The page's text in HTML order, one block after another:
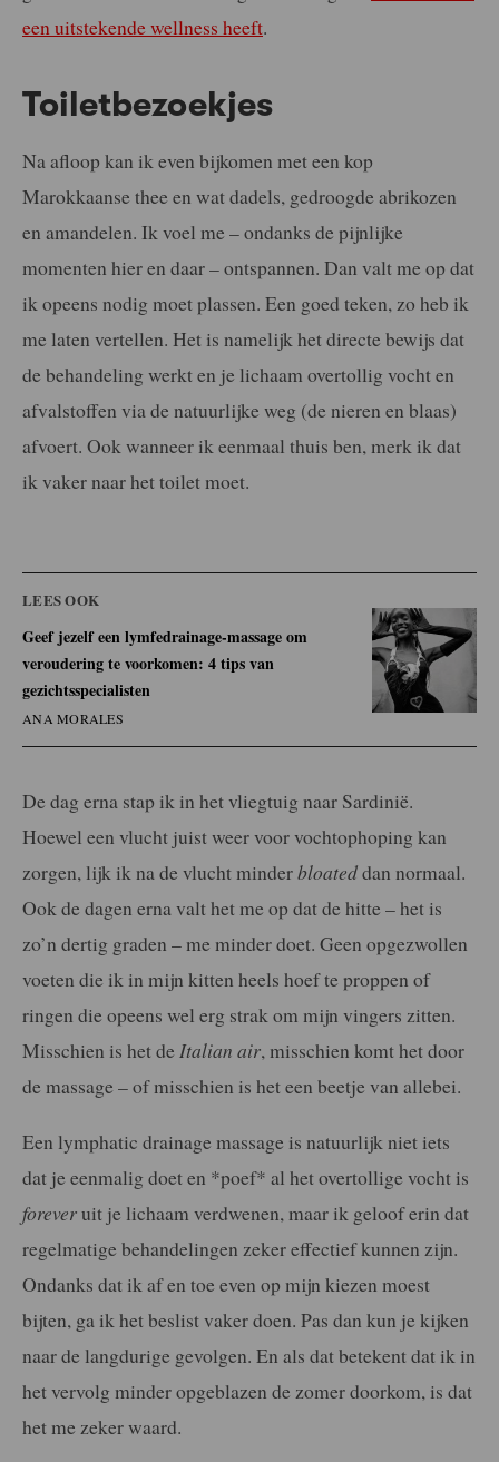
een uitstekende wellness heeft.
Toiletbezoekjes
Na afloop kan ik even bijkomen met een kop
Marokkaanse thee en wat dadels, gedroogde abrikozen
en amandelen. Ik voel me – ondanks de pijnlijke
momenten hier en daar – ontspannen. Dan valt me op dat
ik opeens nodig moet plassen. Een goed teken, zo heb ik
me laten vertellen. Het is namelijk het directe bewijs dat
de behandeling werkt en je lichaam overtollig vocht en
afvalstoffen via de natuurlijke weg (de nieren en blaas)
afvoert. Ook wanneer ik eenmaal thuis ben, merk ik dat
ik vaker naar het toilet moet.
LEES OOK
Geef jezelf een lymfedrainage-massage om
veroudering te voorkomen: 4 tips van
gezichtsspecialisten
ANA MORALES
De dag erna stap ik in het vliegtuig naar Sardinië.
Hoewel een vlucht juist weer voor vochtophoping kan
zorgen, lijk ik na de vlucht minderbloateddan normaal.
Ook de dagen erna valt het me op dat de hitte – het is
zo’n dertig graden – me minder doet. Geen opgezwollen
voeten die ik in mijn kitten heels hoef te proppen of
ringen die opeens wel erg strak om mijn vingers zitten.
Misschien is het de Italian air, misschien komt het door
de massage – of misschien is het een beetje van allebei.
Een lymphatic drainage massage is natuurlijk niet iets
dat je eenmalig doet en *poef* al het overtollige vocht is
foreveruit je lichaam verdwenen, maar ik geloof erin dat
regelmatige behandelingen zeker effectief kunnen zijn.
Ondanks dat ik af en toe even op mijn kiezen moest
bijten, ga ik het beslist vaker doen. Pas dan kun je kijken
naar de langdurige gevolgen. En als dat betekent dat ik in
het vervolg minder opgeblazen de zomer doorkom, is dat
het me zeker waard.